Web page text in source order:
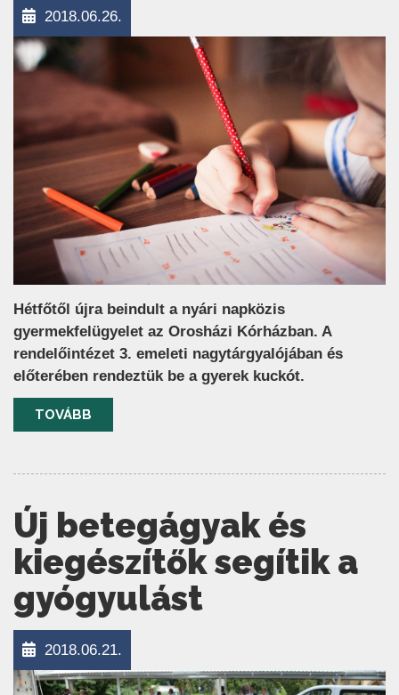
2018.06.26.
Hétfőtől újra beindult a nyári napközis
gyermekfelügyelet az Orosházi Kórházban. A
rendelőintézet 3. emeleti nagytárgyalójában és
előterében rendeztük be a gyerek kuckót.
TOVÁBB
Új betegágyak és
kiegészítők segítik a
gyógyulást
2018.06.21.